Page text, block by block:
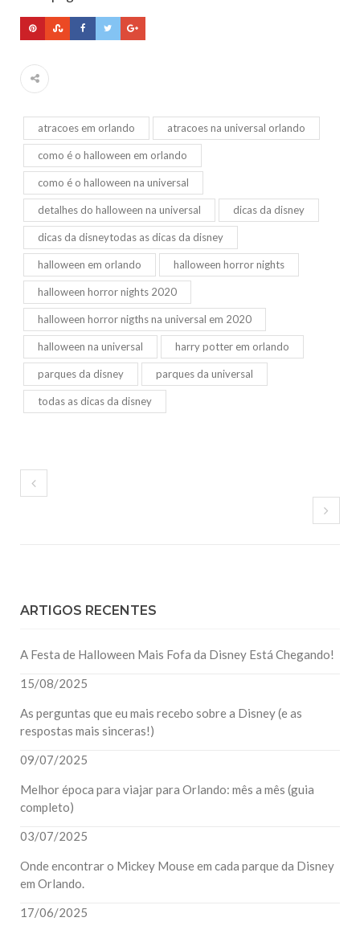
atracoes em orlando atracoes na universal orlando
como é o halloween em orlando
como é o halloween na universal
detalhes do halloween na universal dicas da disney
dicas da disneytodas as dicas da disney
halloween em orlando halloween horror nights
halloween horror nights 2020
halloween horror nigths na universal em 2020
halloween na universal harry potter em orlando
parques da disney parques da universal
todas as dicas da disney
ARTIGOS RECENTES
A Festa de Halloween Mais Fofa da Disney Está Chegando!
15/08/2025
As perguntas que eu mais recebo sobre a Disney (e as
respostas mais sinceras!)
09/07/2025
Melhor época para viajar para Orlando: mês a mês (guia
completo)
03/07/2025
Onde encontrar o Mickey Mouse em cada parque da Disney
em Orlando.
17/06/2025